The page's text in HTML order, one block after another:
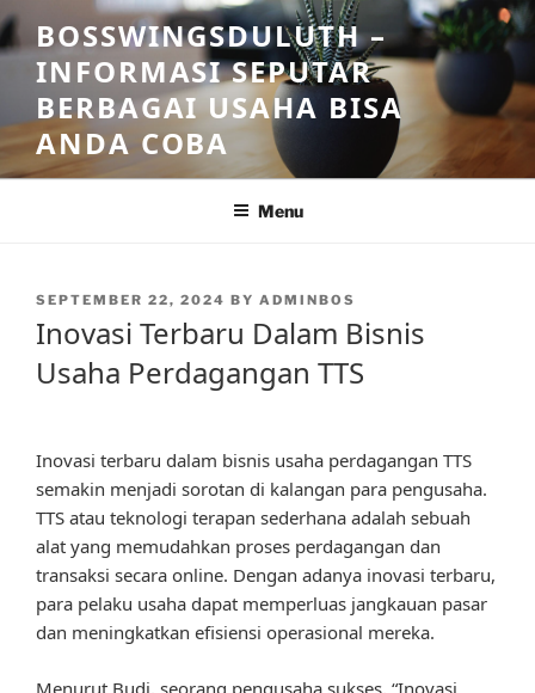
Skip
to
content
BOSSWINGSDULUTH –
INFORMASI SEPUTAR
BERBAGAI USAHA BISA
ANDA COBA
Menu
POSTED
SEPTEMBER 22, 2024 BY ADMINBOS
Inovasi Terbaru Dalam Bisnis
Usaha Perdagangan TTS
Inovasi terbaru dalam bisnis usaha perdagangan TTS
semakin menjadi sorotan di kalangan para pengusaha.
TTS atau teknologi terapan sederhana adalah sebuah
alat yang memudahkan proses perdagangan dan
transaksi secara online. Dengan adanya inovasi terbaru,
para pelaku usaha dapat memperluas jangkauan pasar
dan meningkatkan efisiensi operasional mereka.
Menurut Budi, seorang pengusaha sukses, “Inovasi